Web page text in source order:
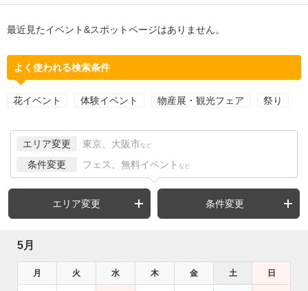
最近見たイベント&スポットページはありません。
よく使われる検索条件
花イベント 体験イベント 物産展・観光フェア 祭り
エリア変更 東京、大阪市 など
条件変更 フェス、無料イベント など
エリア変更 条件変更
5月
月 火 水 木 金 土 日